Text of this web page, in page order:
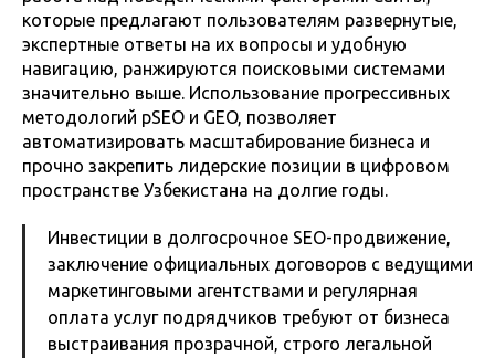
которые предлагают пользователям развернутые,
экспертные ответы на их вопросы и удобную
навигацию, ранжируются поисковыми системами
значительно выше. Использование прогрессивных
методологий pSEO и GEO, позволяет
автоматизировать масштабирование бизнеса и
прочно закрепить лидерские позиции в цифровом
пространстве Узбекистана на долгие годы.
Инвестиции в долгосрочное SEO-продвижение,
заключение официальных договоров с ведущими
маркетинговыми агентствами и регулярная
оплата услуг подрядчиков требуют от бизнеса
выстраивания прозрачной, строго легальной